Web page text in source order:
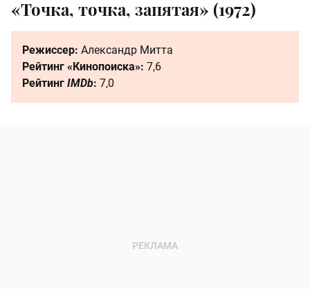
«Точка, точка, запятая» (1972)
Режиссер: Александр Митта
Рейтинг «Кинопоиска»: 7,6
Рейтинг IMDb: 7,0